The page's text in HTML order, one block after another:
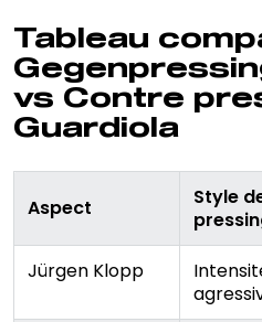
Tableau
vs Contre
Guardiola
Aspect
Style
Jürgen Klopp